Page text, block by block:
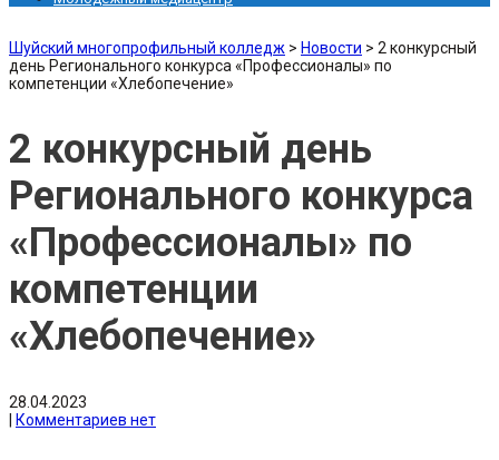
Шуйский многопрофильный колледж > Новости > 2 конкурсный
день Регионального конкурса «Профессионалы» по
компетенции «Хлебопечение»
2 конкурсный день
Регионального конкурса
«Профессионалы» по
компетенции
«Хлебопечение»
28.04.2023
Комментариев нет